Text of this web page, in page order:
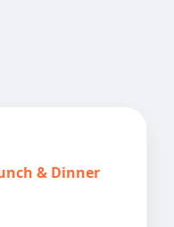
& Dinner